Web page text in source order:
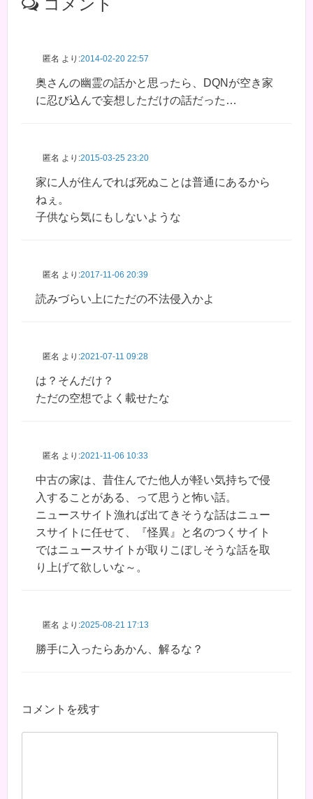
匿名 より:2014-02-20 22:57
奥さんの幽霊の話かと思ったら、DQNが空き家
に忍び込んで妄想しただけの話だった…
匿名 より:2015-03-25 23:20
家に人が住んでれば死ぬことは普通にあるから
ねぇ。
子供なら気にもしないような
匿名 より:2017-11-06 20:39
読みづらい上にただの不法侵入かよ
匿名 より:2021-07-11 09:28
は？そんだけ？
ただの空想でよく載せたな
匿名 より:2021-11-06 10:33
中古の家は、昔住んでた他人が軽い気持ちで侵
入することがある、って思うと怖い話。
ニュースサイト漁れば出てきそうな話はニュー
スサイトに任せて、『怪異』と名のつくサイト
ではニュースサイトが取りこぼしそうな話を取
り上げて欲しいな～。
匿名 より:2025-08-21 17:13
勝手に入ったらあかん、解るな？
コメントを残す